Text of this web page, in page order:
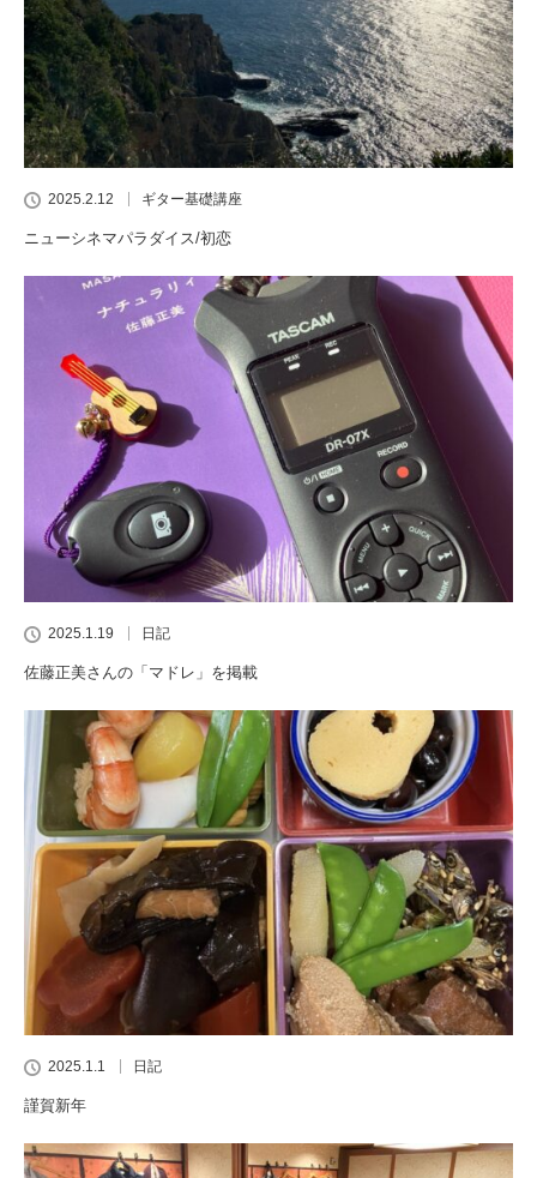
2025.2.12 ギター基礎講座
ニューシネマパラダイス/初恋
2025.1.19 日記
佐藤正美さんの「マドレ」を掲載
2025.1.1 日記
謹賀新年